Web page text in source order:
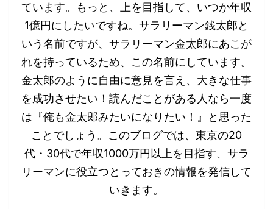
ています。もっと、上を目指して、いつか年収
1億円にしたいですね。サラリーマン銭太郎と
いう名前ですが、サラリーマン金太郎にあこが
れを持っているため、この名前にしています。
金太郎のように自由に意見を言え、大きな仕事
を成功させたい！読んだことがある人なら一度
は『俺も金太郎みたいになりたい！』と思った
ことでしょう。 ​​このブログでは、東京の20
代・30代で年収1000万円以上を目指す、サラ
リーマンに役立つとっておきの情報を発信して
いきます。